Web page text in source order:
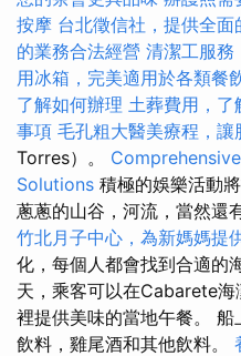
按摩 台北徵信社，提供全面
的業務合法經營 清潔工服務
用冰箱，完美適用於各類餐
了解如何辦理 土葬費用，了
事項 毛孔粗大醫美療程，讓
Torres）。
Solutions 積極的娛樂活動
蔥蔥的山谷，河流，當然還
竹北月子中心，為新媽媽提
化，每個人都會找到合適的
天，乘客可以在Cabarete
裡提供美味的當地午餐。
飲料，雞尾酒和其他飲料。